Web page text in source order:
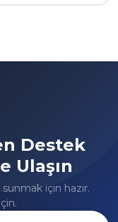
Destek
Ulaşın
için hazır.